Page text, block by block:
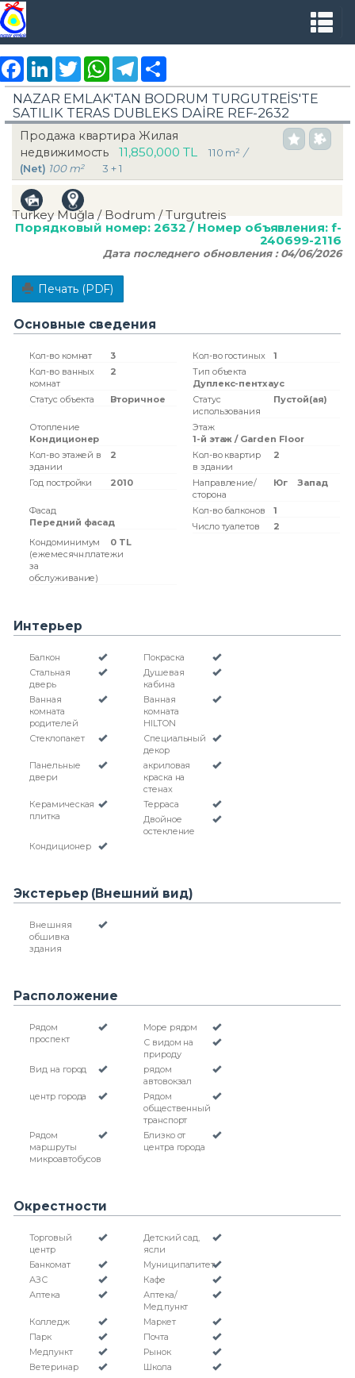
FacebookLinkedInTwitter WhatsAppTelegram
NAZAR EMLAK'TAN BODRUM TURGUTREİS'TE
SATILIK TERAS DUBLEKS DAİRE REF-2632
Продажа квартира Жилая
недвижимость
11,850,000 TL 110 m² /
(Net) 100 m² 3 + 1
Turkey Muğla / Bodrum / Turgutreis
Порядковый номер:2632 / Номер объявления:f-
240699-2116
Дата последнего обновления :04/06/2026
Печать (PDF)
Основные сведения
Кол-во комнат 3 Кол-во гостиных
1
Кол-во ванных
комнат
2
Тип объекта
Дуплекс-пентхаус
Статус объекта
Вторичное
Статус
использования
Пустой(ая)
Отопление
Кондиционер
Этаж
1-й этаж / Garden Floor
Кол-во этажей в
здании
2
Кол-во квартир
в здании
2
Год постройки 2010
Направление/
сторона
Юг Запад
Фасад
Передний фасад
Кол-во балконов
1
Число туалетов
2
Кондоминимум
(ежемесячн.платежи
за
обслуживание)
0 TL
Интерьер
Балкон
Покраска
Стальная
дверь
Душевая
кабина
Ванная
комната
родителей
Ванная
комната
HILTON
Стеклопакет
Специальный
декор
Панельные
двери
акриловая
краска на
стенах
Керамическая
плитка
Терраса
Двойное
остекление
Кондиционер
Экстерьер (Внешний вид)
Внешняя
обшивка
здания
Расположение
Рядом
проспект
Море рядом
С видом на
природу
Вид на город
рядом
автовокзал
центр города
Рядом
общественный
транспорт
Рядом
маршруты
микроавтобусов
Близко от
центра города
Окрестности
Торговый
центр
Детский сад,
ясли
Банкомат
Муниципалитет
АЗС
Кафе
Аптека
Аптека/
Мед.пункт
Колледж
Маркет
Парк
Почта
Медпункт
Рынок
Ветеринар
Школа